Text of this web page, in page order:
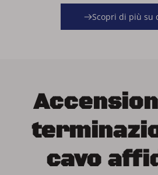
Scopri di più su
cavo